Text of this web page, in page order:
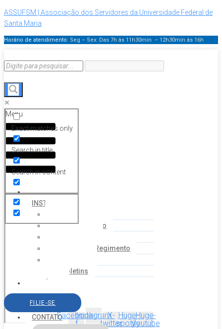
ASSUFSM | Associação dos Servidores da Universidade Federal de
Santa Maria
Horário de atendimento: Seg – Sex: Das 7h às 11h30min – 12h30min às 16h
Exact matches only
Search in title
Search in content
Menu
HOME
INSTITUCIONAL
Coordenação
Estatuto e Regimento
Boletins
SERVIÇOS
AGENDA
CONTATO
FILIE-SE
Facebook-
f
InstagramX-
twitter
Huge-
spotify
Huge-
youtube